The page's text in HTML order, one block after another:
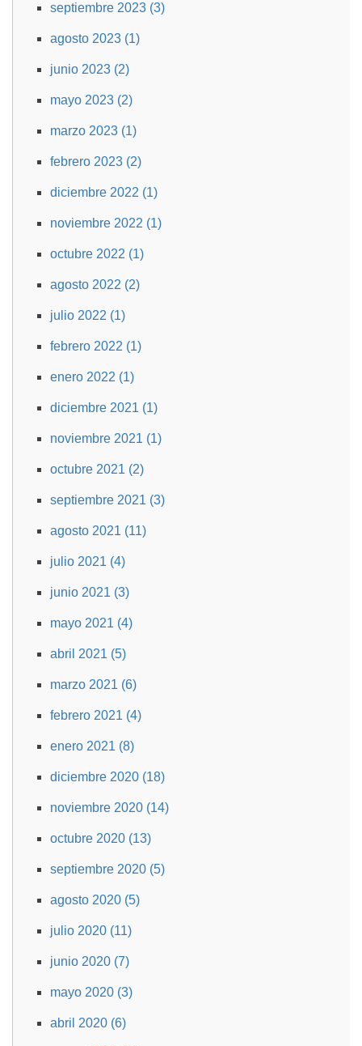
septiembre 2023 (3)
agosto 2023 (1)
junio 2023 (2)
mayo 2023 (2)
marzo 2023 (1)
febrero 2023 (2)
diciembre 2022 (1)
noviembre 2022 (1)
octubre 2022 (1)
agosto 2022 (2)
julio 2022 (1)
febrero 2022 (1)
enero 2022 (1)
diciembre 2021 (1)
noviembre 2021 (1)
octubre 2021 (2)
septiembre 2021 (3)
agosto 2021 (11)
julio 2021 (4)
junio 2021 (3)
mayo 2021 (4)
abril 2021 (5)
marzo 2021 (6)
febrero 2021 (4)
enero 2021 (8)
diciembre 2020 (18)
noviembre 2020 (14)
octubre 2020 (13)
septiembre 2020 (5)
agosto 2020 (5)
julio 2020 (11)
junio 2020 (7)
mayo 2020 (3)
abril 2020 (6)